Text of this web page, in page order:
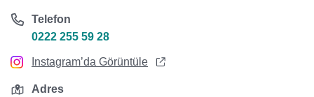
Telefon
0222 255 59 28
Instagram’da Görüntüle
Adres